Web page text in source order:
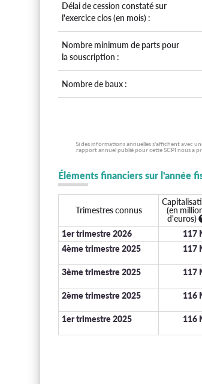
Délai de cession constaté sur
l'exercice clos (en mois) :
Nombre minimum de parts pour
la souscription :
Nombre de baux :
Si des informations annuelles s'affichent avec
rapport annuel publié pour cette SCPI nous a
Éléments financiers sur l'année
Trimestres connus
(en
d'euros)
1er trimestre 2026
117
4ème trimestre 2025
117
3ème trimestre 2025 117
2ème trimestre 2025 116
1er trimestre 2025 116